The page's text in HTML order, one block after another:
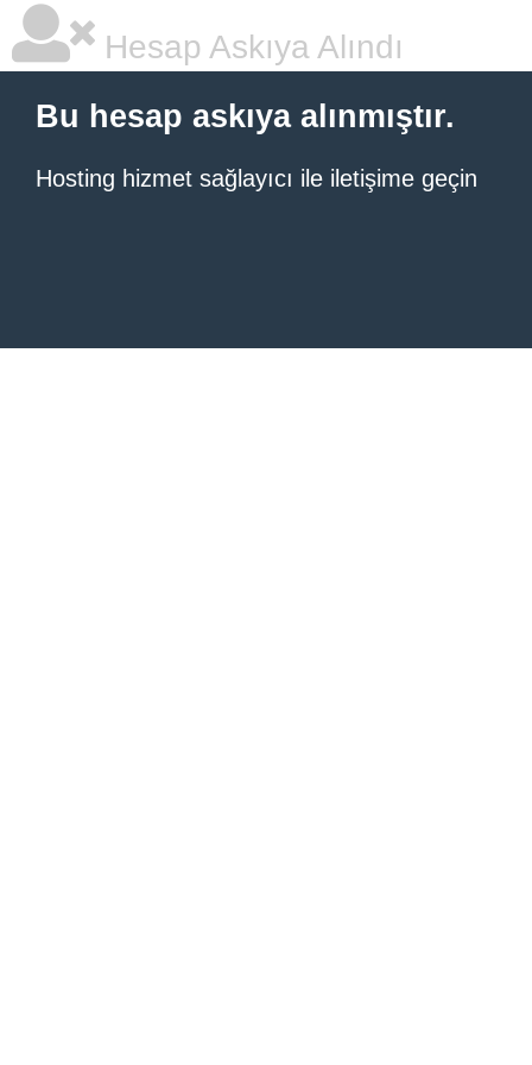
Hesap Askıya Alındı
Bu hesap askıya alınmıştır.
Hosting hizmet sağlayıcı ile iletişime geçin